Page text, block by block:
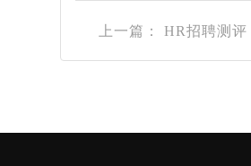
上一篇： HR招聘测评